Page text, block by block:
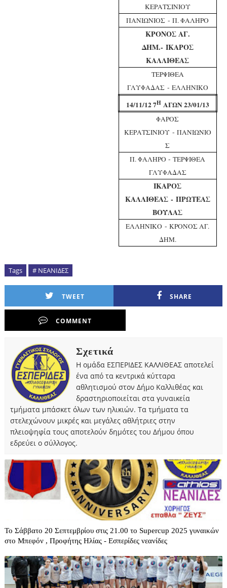
ΚΕΡΑΤΣΙΝΙΟΥ
ΠΑΝΙΩΝΙΟΣ - Π. ΦΑΛΗΡΟ
ΚΡΟΝΟΣ ΑΓ.
ΔΗΜ.- ΙΚΑΡΟΣ
ΚΑΛΛΙΘΕΑΣ
ΤΕΡΨΙΘΕΑ
ΓΛΥΦΑΔΑΣ- ΕΛΛΗΝΙΚΟ
14/11/12 7ΗΑΓΩΝ 23/01/13
ΦΑΡΟΣ
ΚΕΡΑΤΣΙΝΙΟΥ- ΠΑΝΙΩΝΙΟ
Σ
Π. ΦΑΛΗΡΟ- ΤΕΡΨΙΘΕΑ
ΓΛΥΦΑΔΑΣ
ΙΚΑΡΟΣ
ΚΑΛΛΙΘΕΑΣ - ΠΡΩΤΕΑΣ
ΒΟΥΛΑΣ
ΕΛΛΗΝΙΚΟ - ΚΡΟΝΟΣ ΑΓ.
ΔΗΜ.
Tags # ΝΕΑΝΙΔΕΣ
TWEET SHARE
COMMENT
Σχετικά
Η ομάδα ΕΣΠΕΡΙΔΕΣ ΚΑΛΛΙΘΕΑΣ αποτελεί
ένα από τα κεντρικά κύτταρα
αθλητισμού στον Δήμο Καλλιθέας και
δραστηριοποιείται στα γυναικεία
τμήματα μπάσκετ όλων των ηλικιών. Τα τμήματα τα
στελεχώνουν μικρές και μεγάλες αθλήτριες στην
πλειοψηφία τους αποτελούν δημότες του Δήμου όπου
εδρεύει ο σύλλογος.
Το Σάββατο 20 Σεπτεμβρίου στις 21.00 το Supercup 2025 γυναικών
στο Μπεφόν , Προφήτης Ηλίας - Εσπερίδες νεανίδες